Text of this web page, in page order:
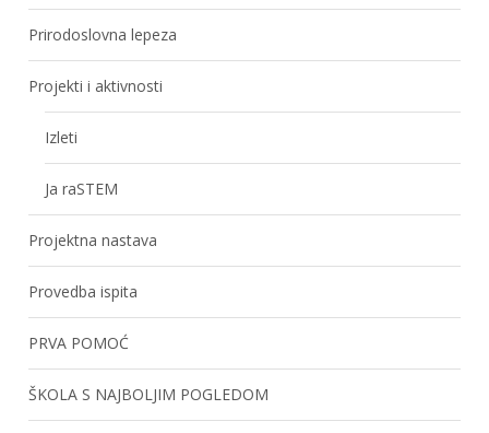
Prirodoslovna lepeza
Projekti i aktivnosti
Izleti
Ja raSTEM
Projektna nastava
Provedba ispita
PRVA POMOĆ
ŠKOLA S NAJBOLJIM POGLEDOM